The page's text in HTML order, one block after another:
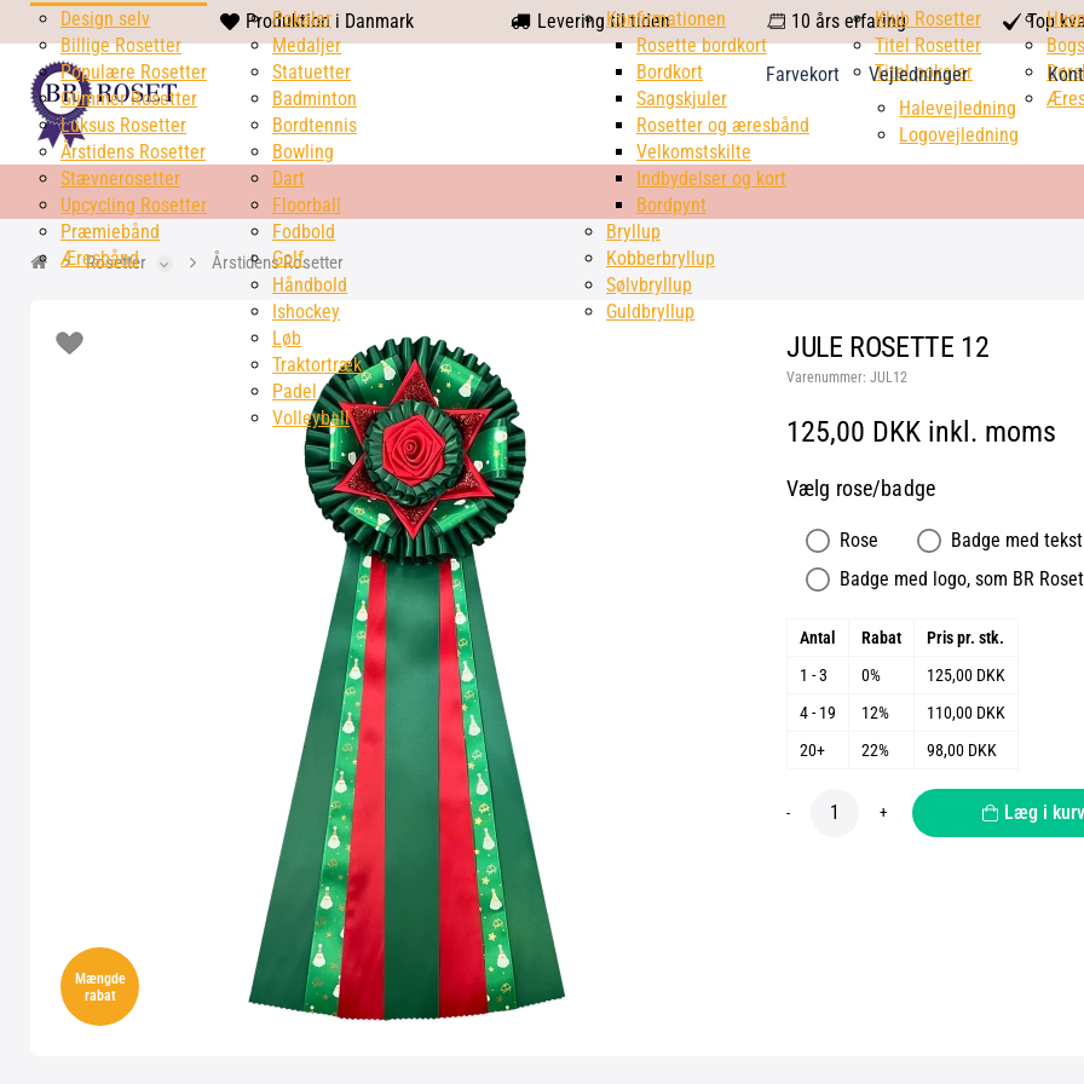
heart
solid
Produktion i Danmark Levering til tiden calendar
10 års erfaring
check
mark
Top
Farvekort
Vejledninger
Halevejledning
Logovejledning
Design selv
Billige Rosetter
Populære Rosetter
Glimmer Rosetter
Luksus Rosetter
Årstidens Rosetter
Stævnerosetter
Upcycling Rosetter
Præmiebånd
Æresbånd
Pokaler
Medaljer
Statuetter
Badminton
Bordtennis
Bowling
Dart
Floorball
Fodbold
Golf
Håndbold
Ishockey
Løb
Traktortræk
Padel
Volleyball
Konfirmationen
Rosette bordkort
Bordkort
Sangskjuler
Rosetter og æresbånd
Velkomstskilte
Indbydelser og kort
Bordpynt
Bryllup
Kobberbryllup
Sølvbryllup
Guldbryllup
Klub Rosetter
Titel Rosetter
Titel pokaler
Rosetter Årstidens Rosetter
Mængde
rabat
JULE ROSETTE 12
Varenummer: JUL12
125,00 DKK inkl. moms
Vælg rose/badge
Rose Badge med tekst
Badge med logo, som BR
Antal Rabat
Pris pr. stk.
1 - 3
0%
125,00 DKK
4 - 19
12%
110,00 DKK
20+
22% 98,00 DKK
- + Læg i kurv